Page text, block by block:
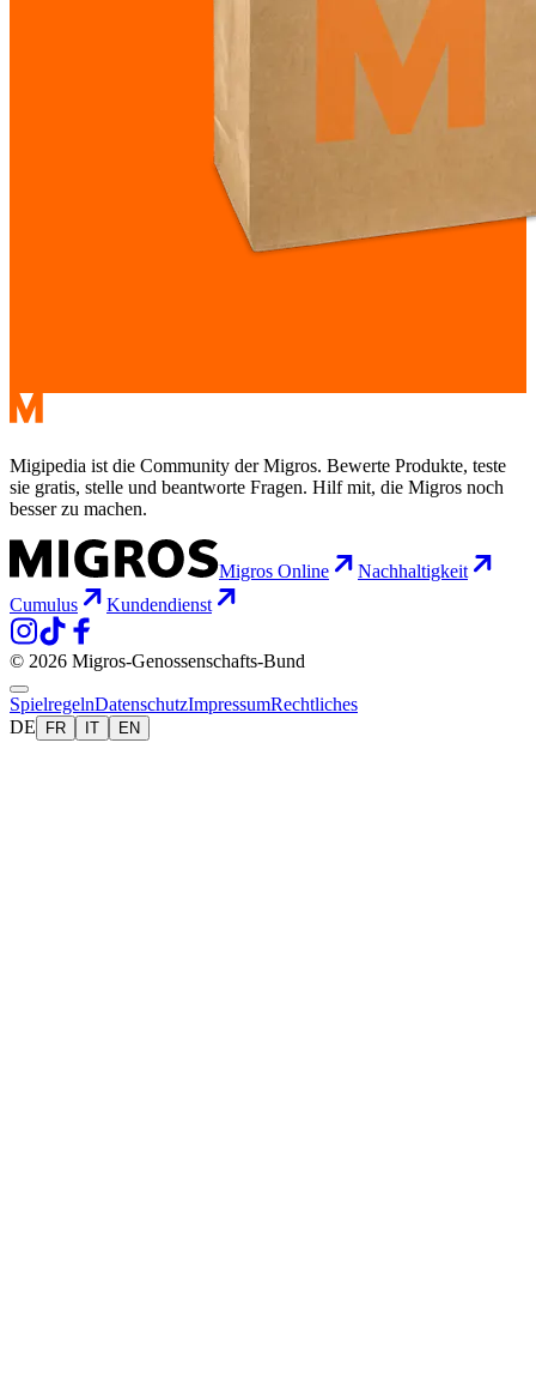
Migipedia ist die Community der Migros. Bewerte Produkte, teste
sie gratis, stelle und beantworte Fragen. Hilf mit, die Migros noch
besser zu machen.
Migros Online
Nachhaltigkeit
Cumulus
Kundendienst
© 2026 Migros-Genossenschafts-Bund
SpielregelnDatenschutzImpressumRechtliches
DE
FR IT EN